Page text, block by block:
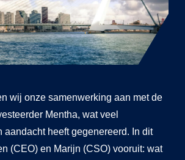
wij onze samenwerking aan met de
Mentha, wat veel
aandacht heeft gegenereerd. In dit
(CEO) en Marijn (CSO) vooruit: wat